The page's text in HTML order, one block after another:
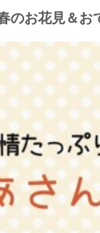
のお花見＆